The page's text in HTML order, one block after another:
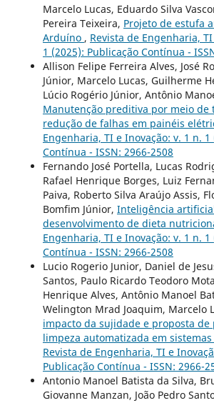
Marcelo Lucas, Eduardo Silva
Pereira Teixeira, Projeto de estufa
Arduíno , Revista de Engenharia,
1 (2025): Publicação Contínua -
Allison Felipe Ferreira Alves, José
Júnior, Marcelo Lucas, Guilherme
Lúcio Rogério Júnior, Antônio
Manutenção preditiva por meio de
redução de falhas em painéis
Engenharia, TI e Inovação: v. 1 n.
Contínua - ISSN: 2966-2508
Fernando José Portella, Lucas
Rafael Henrique Borges, Luiz
Paiva, Roberto Silva Araújo Assis,
Bomfim Júnior, Inteligência
desenvolvimento de dieta
Engenharia, TI e Inovação: v. 1 n.
Contínua - ISSN: 2966-2508
Lucio Rogerio Junior, Daniel de
Santos, Paulo Ricardo Teodoro
Henrique Alves, Antônio Manoel
Welington Mrad Joaquim, Marcelo
impacto da sujidade e proposta
limpeza automatizada em
Revista de Engenharia, TI e
Publicação Contínua - ISSN: 2966-
Antonio Manoel Batista da Silva,
Giovanne Manzan, João Pedro